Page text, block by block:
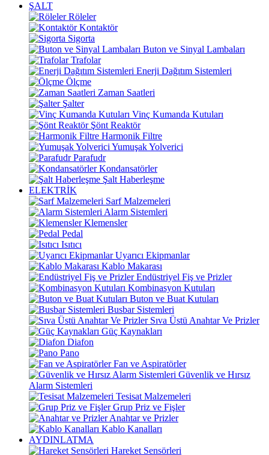
ŞALT
Röleler
Kontaktör
Sigorta
Buton ve Sinyal Lambaları
Trafolar
Enerji Dağıtım Sistemleri
Ölçme
Zaman Saatleri
Şalter
Vinç Kumanda Kutuları
Şönt Reaktör
Harmonik Filtre
Yumuşak Yolverici
Parafudr
Kondansatörler
Şalt Haberleşme
ELEKTRİK
Sarf Malzemeleri
Alarm Sistemleri
Klemensler
Pedal
Isıtıcı
Uyarıcı Ekipmanlar
Kablo Makarası
Endüstriyel Fiş ve Prizler
Kombinasyon Kutuları
Buton ve Buat Kutuları
Busbar Sistemleri
Sıva Üstü Anahtar Ve Prizler
Güç Kaynakları
Diafon
Pano
Fan ve Aspiratörler
Güvenlik ve Hırsız
Alarm Sistemleri
Tesisat Malzemeleri
Grup Priz ve Fişler
Anahtar ve Prizler
Kablo Kanalları
AYDINLATMA
Hareket Sensörleri